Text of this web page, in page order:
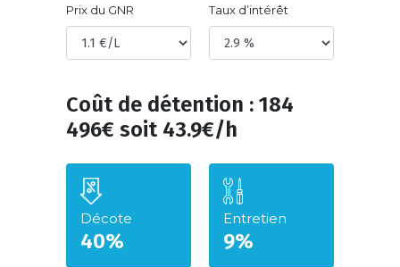
Prix du GNR Taux d’intérêt
Coût de détention : 184
496€ soit 43.9€/h
Décote
40%
Entretien
9%